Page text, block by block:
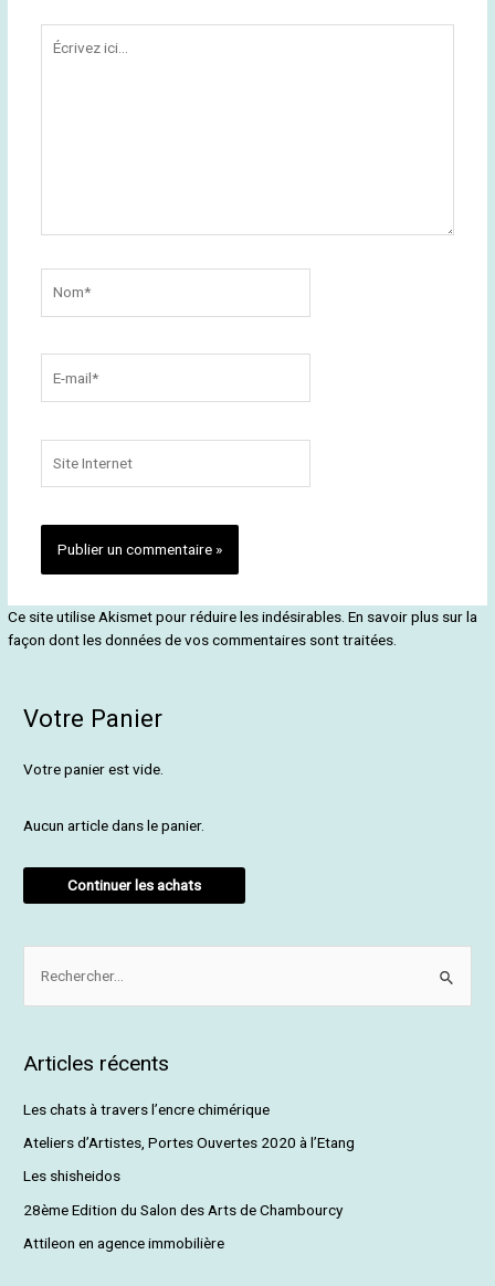
ici…
mail*
Internet
Ce site utilise Akismet pour réduire les indésirables.En savoir plus sur la
façon dont les données de vos commentaires sont traitées
Votre Panier
Votre panier est vide.
Aucun article dans le panier.
Continuer les achats
e
h
e
r
Articles récents
Les chats à travers l’encre chimérique
Ateliers d’Artistes, Portes Ouvertes 2020 à l’Etang
Les shisheidos
28ème Edition du Salon des Arts de Chambourcy
Attileon en agence immobilière